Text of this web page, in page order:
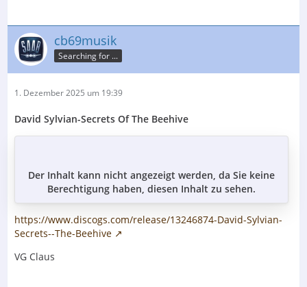
cb69musik
Searching for ...
1. Dezember 2025 um 19:39
David Sylvian-Secrets Of The Beehive
Der Inhalt kann nicht angezeigt werden, da Sie keine
Berechtigung haben, diesen Inhalt zu sehen.
https://www.discogs.com/release/13246874-David-Sylvian-
Secrets--The-Beehive
VG Claus